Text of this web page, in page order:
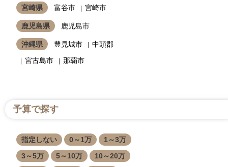
宮崎県 富谷市 宮崎市
鹿児島県 鹿児島市
沖縄県 豊見城市
中頭郡
宮古島市
那覇市
予算で探す
指定しない 0～1万
1～3万
3～5万
5～10万
10～20万